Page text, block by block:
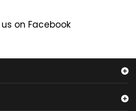
us on Facebook